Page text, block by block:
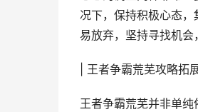
况下，保持积极心态
易放弃，坚持寻找机会
| 王者争霸荒芜攻略拓
王者争霸荒芜并非单纯